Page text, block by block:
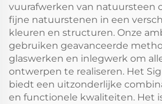
vuurafwerken van natuursteen
fijne natuurstenen in een
kleuren en structuren. Onze
gebruiken geavanceerde
glaswerken en inlegwerk om
ontwerpen te realiseren. Het
biedt een uitzonderlijke
en functionele kwaliteiten. Het